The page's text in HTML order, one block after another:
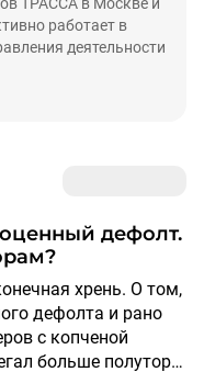
работает в
деятельности
дефолта и рано
с копченой
больше полутора